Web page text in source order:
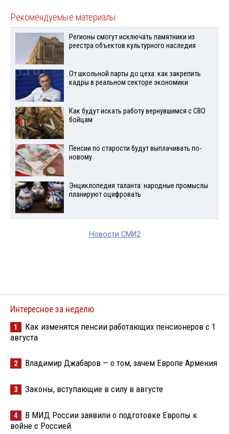
Рекомендуемые материалы
Регионы смогут исключать памятники из
реестра объектов культурного наследия
От школьной парты до цеха: как закрепить
кадры в реальном секторе экономики
Как будут искать работу вернувшимся с СВО
бойцам
Пенсии по старости будут выплачивать по-
новому
Энциклопедия таланта: народные промыслы
планируют оцифровать
Новости СМИ2
Интересное за неделю
1
Как изменятся пенсии работающих пенсионеров с 1
августа
2 Владимир Джабаров — о том, зачем Европе Армения
3 Законы, вступающие в силу в августе
4
В МИД России заявили о подготовке Европы к
войне с Россией